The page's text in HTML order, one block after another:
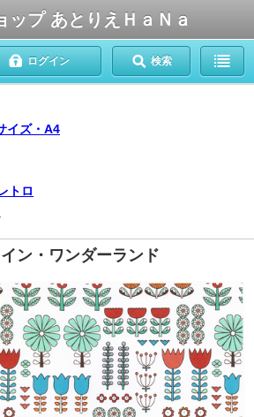
ップ あとりえＨａＮａ
ログイン 検索
イズ・A4
トロ
ン・ワンダーランド